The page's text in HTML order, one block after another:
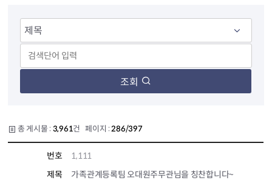
조회
총 게시물 : 3,961건 페이지 :286/397
번호
1,111
제목
가족관계등록팀 오대원주무관님을 칭찬합니다~